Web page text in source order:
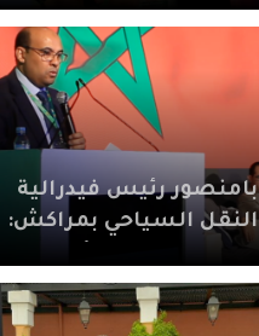
النقل السياحي لمواكبة
بامنصور رئيس فيدرالية
النقل السياحي بمراكش:
والاصلاح التشريعي
ركيزتان أساسيتان لكسب